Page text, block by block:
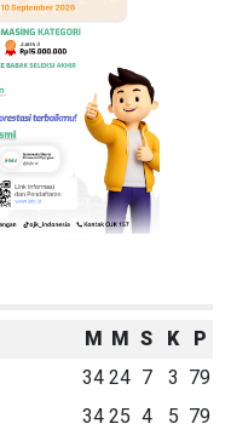
M M S K
P
34 24 7 3 79
34 25 4 5 79